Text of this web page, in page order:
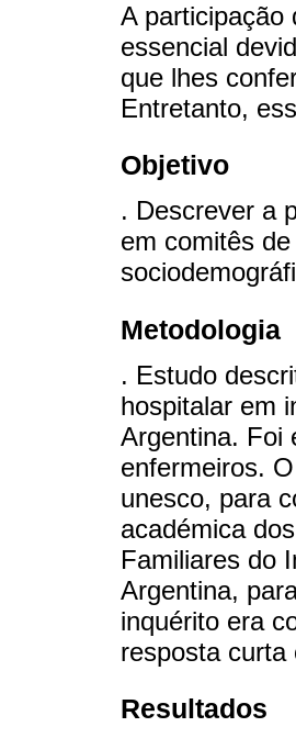
A participação
essencial
que lhes
Entretanto,
Objetivo
. Descrever a
em comitês
Metodologia
. Estudo
hospitalar em
Argentina. Foi
enfermeiros.
unesco, para
académica
Familiares do
Argentina,
inquérito era
resposta curta
Resultados